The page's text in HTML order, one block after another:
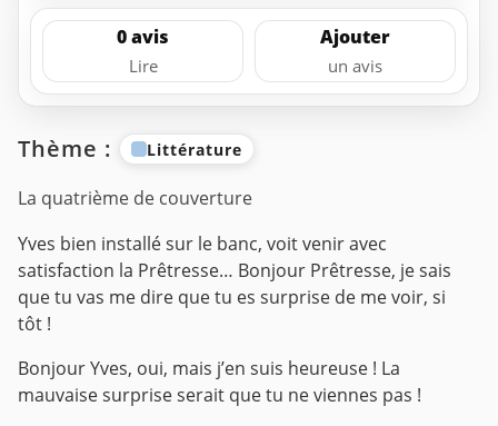
0 avis
Lire
Ajouter
un avis
Thème : Littérature
La quatrième de couverture
Yves bien installé sur le banc, voit venir avec
satisfaction la Prêtresse… Bonjour Prêtresse, je sais
que tu vas me dire que tu es surprise de me voir, si
tôt !
Bonjour Yves, oui, mais j’en suis heureuse ! La
mauvaise surprise serait que tu ne viennes pas !